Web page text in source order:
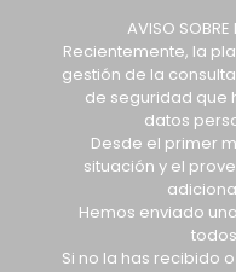
AVISO SOBRE
Recientemente, la
gestión de la
de seguridad que
datos
Desde el primer
situación y el
Hemos enviado
Si no la has recibido